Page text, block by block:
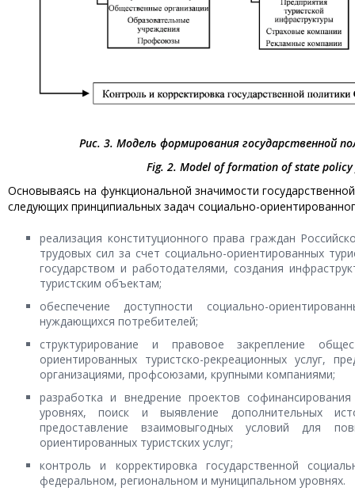
Рис. 3. Модель формирования государственной
Fig. 2. Model of formation of state
Основываясь на функциональной значимости
следующих принципиальных задач социально-
реализация конституционного права граждан
трудовых сил за счет социально-ориентированных
государством и работодателями, создания
туристским объектам;
обеспечение доступности социально-
нуждающихся потребителей;
структурирование и правовое закрепление
ориентированных туристско-рекреацион­ных услуг,
организациями, профсоюзами, крупными компаниями;
разработка и внедрение проектов
уровнях, поиск и выявление дополнительных
предоставление взаимовыгодных условий для
ориентированных туристских услуг;
контроль и корректировка государственной
федеральном, региональном и муниципальном уровнях.